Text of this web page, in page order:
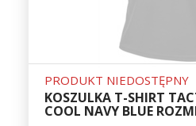
PRODUKT NIEDOSTĘPNY
KOSZULKA T-SHIRT
COOL NAVY BLUE